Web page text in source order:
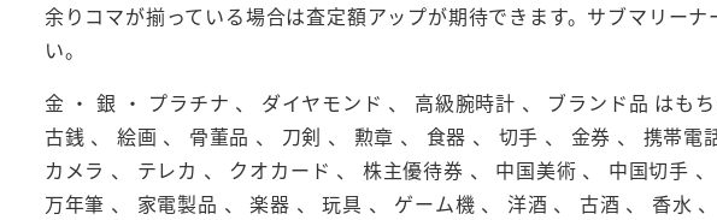
余りコマが揃っている場合は査定額アップが期待できます。サブマリー
い。
金 ・ 銀 ・ プラチナ 、 ダイヤモンド 、 高級腕時計 、 ブランド品 はもち
古銭 、 絵画 、 骨董品 、 刀剣 、 勲章 、 食器 、 切手 、 金券 、 携帯電話
カメラ 、 テレカ 、 クオカード 、 株主優待券 、 中国美術 、 中国切手 、
万年筆 、 家電製品 、 楽器 、 玩具 、 ゲーム機 、 洋酒 、 古酒 、 香水 、